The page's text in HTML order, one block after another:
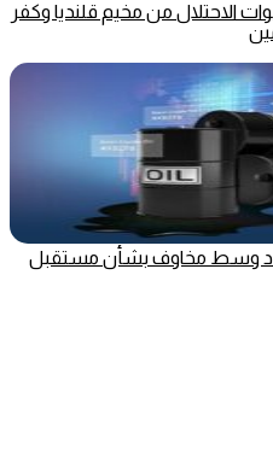
الاحتلال من مخيم قلنديا وكفر
وسط مخاوف بشأن مستقبل